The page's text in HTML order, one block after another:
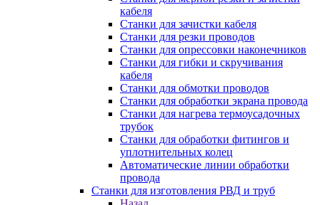
кабеля
Станки для зачистки кабеля
Станки для резки проводов
Станки для опрессовки наконечников
Станки для гибки и скручивания
кабеля
Станки для обмотки проводов
Станки для обработки экрана провода
Станки для нагрева термоусадочных
трубок
Станки для обработки фитингов и
уплотнительных колец
Автоматические линии обработки
провода
Станки для изготовления РВД и труб